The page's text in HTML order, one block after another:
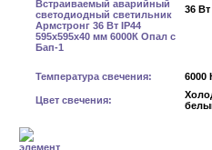
36 Вт
Температура свечения: 6000
Цвет свечения: